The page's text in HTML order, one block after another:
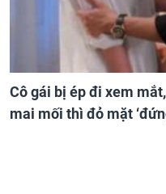
Cô gái bị ép đi xem
mai mối thì đỏ mặt